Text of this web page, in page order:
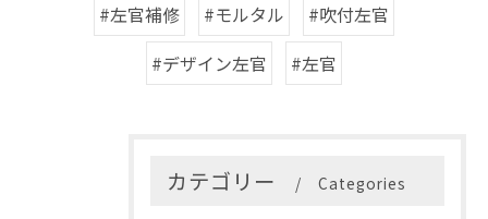
#左官補修
#モルタル
#吹付左官
#デザイン左官
#左官
カテゴリー Categories